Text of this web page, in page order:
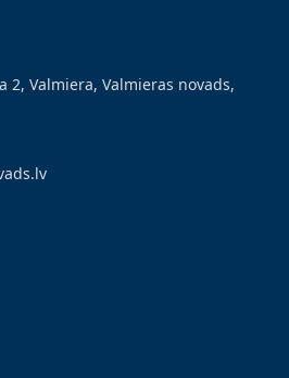
2, Valmiera, Valmieras novads,